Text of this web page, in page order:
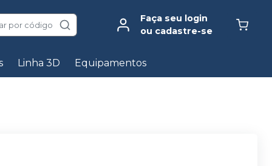
por código
Faça seu login
ou cadastre-se
Linha 3D Equipamentos